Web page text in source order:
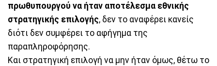
πρωθυπουργού να ήταν αποτέλεσμα εθνικής
στρατηγικής επιλογής, δεν το αναφέρει κανείς
διότι δεν συμφέρει το αφήγημα της
παραπληροφόρησης.
Και στρατηγική επιλογή να μην ήταν όμως, θέτω το